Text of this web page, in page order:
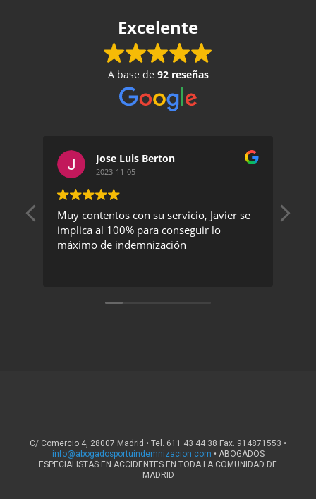
Excelente
A base de 92 reseñas
Jose Luis Berton
2023-11-05
Muy contentos con su servicio, Javier se
implica al 100% para conseguir lo
máximo de indemnización
C/ Comercio 4, 28007 Madrid • Tel. 611 43 44 38 Fax. 914871553 •
info@abogadosportuindemnizacion.com • ABOGADOS
ESPECIALISTAS EN ACCIDENTES EN TODA LA COMUNIDAD DE
MADRID